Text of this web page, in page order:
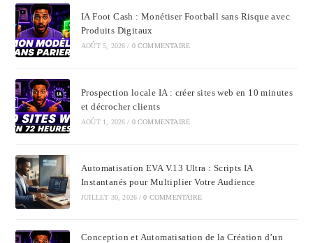
IA Foot Cash : Monétiser Football sans Risque avec
Produits Digitaux
AOÛT 5, 2026 / 0 COMMENTAIRE
Prospection locale IA : créer sites web en 10 minutes
et décrocher clients
AOÛT 1, 2026 / 0 COMMENTAIRE
Automatisation EVA V.13 Ultra : Scripts IA
Instantanés pour Multiplier Votre Audience
JUILLET 30, 2026 / 0 COMMENTAIRE
Conception et Automatisation de la Création d’un